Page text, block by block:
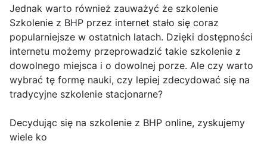
Jednak warto również zauważyć że szkolenie
Szkolenie z BHP przez internet stało się coraz
popularniejsze w ostatnich latach. Dzięki dostępności
internetu możemy przeprowadzić takie szkolenie z
dowolnego miejsca i o dowolnej porze. Ale czy warto
wybrać tę formę nauki, czy lepiej zdecydować się na
tradycyjne szkolenie stacjonarne?
Decydując się na szkolenie z BHP online, zyskujemy
wiele ko